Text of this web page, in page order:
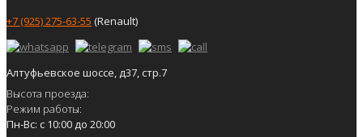
+7 (925) 275-63-55 (Renault)
Алтуфьевское шоссе, д37, стр.7
Высота проезда:
Режим работы:
Пн-Вс: с 10:00 до 20:00